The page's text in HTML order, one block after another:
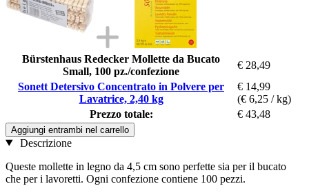
Bürstenhaus Redecker Mollette da Bucato
Small, 100 pz./confezione
€ 28,49
Sonett Detersivo Concentrato in Polvere per
Lavatrice, 2,40 kg
€ 14,99
(€ 6,25 / kg)
Prezzo totale:
€ 43,48
Aggiungi entrambi nel carrello
Descrizione
Queste mollette in legno da 4,5 cm sono perfette sia per il bucato
che per i lavoretti. Ogni confezione contiene 100 pezzi.